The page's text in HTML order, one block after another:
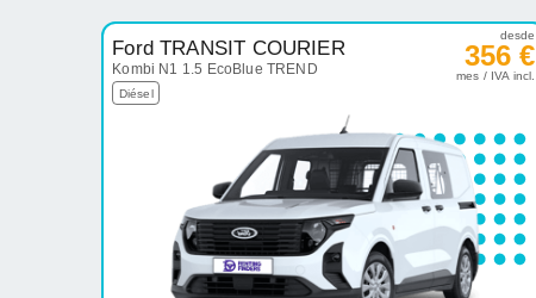
Ford TRANSIT COURIER
Kombi N1 1.5 EcoBlue TREND
Diésel
desde
356 €
mes / IVA incl.